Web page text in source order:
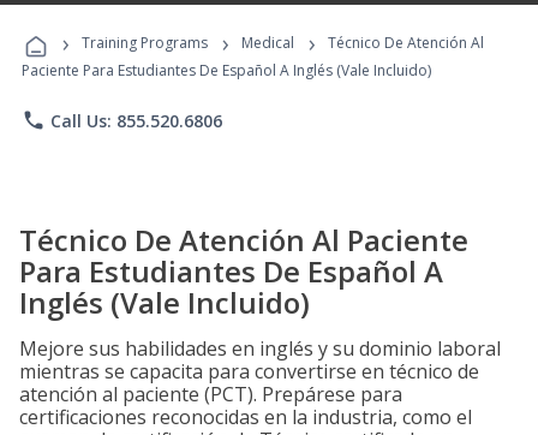
Programs
› Training Programs › Medical ›
Técnico De Atención Al
Paciente Para Estudiantes De Español A Inglés (Vale Incluido)
phone Call Us: 855.520.6806
Técnico De Atención Al Paciente
Para Estudiantes De Español A
Inglés (Vale Incluido)
Mejore sus habilidades en inglés y su dominio laboral
mientras se capacita para convertirse en técnico de
atención al paciente (PCT). Prepárese para
certificaciones reconocidas en la industria, como el